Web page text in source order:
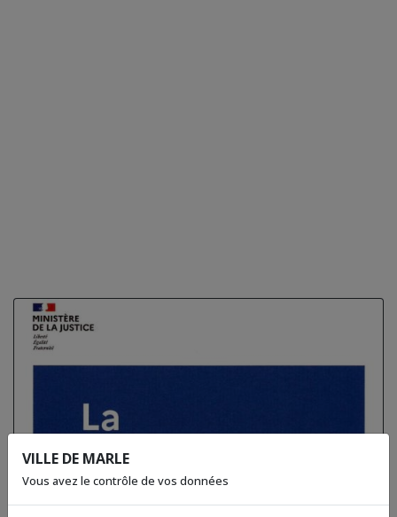
VILLE DE MARLE
Vous avez le contrôle de vos données